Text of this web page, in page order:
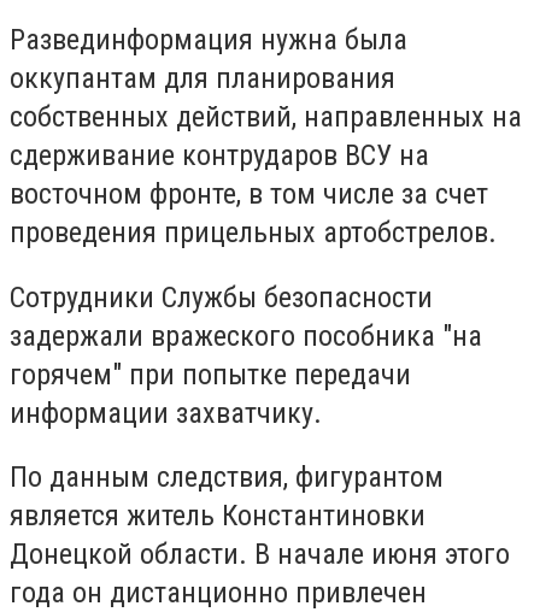
Развединформация нужна была
оккупантам для планирования
собственных действий, направленных на
сдерживание контрударов ВСУ на
восточном фронте, в том числе за счет
проведения прицельных артобстрелов.
Сотрудники Службы безопасности
задержали вражеского пособника "на
горячем" при попытке передачи
информации захватчику.
По данным следствия, фигурантом
является житель Константиновки
Донецкой области. В начале июня этого
года он дистанционно привлечен